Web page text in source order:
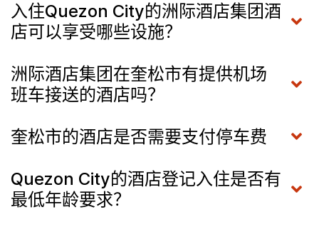
入住Quezon City的洲际酒店集团酒
店可以享受哪些设施？
洲际酒店集团在奎松市有提供机场
班车接送的酒店吗？
奎松市的酒店是否需要支付停车费
Quezon City的酒店登记入住是否有
最低年龄要求？